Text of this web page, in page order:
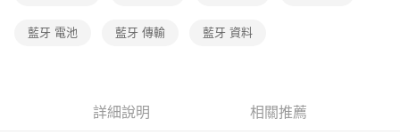
藍牙 電池 藍牙 傳輸 藍牙 資料
詳細說明 相關推薦